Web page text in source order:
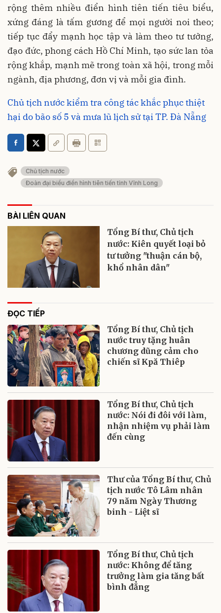
rộng thêm nhiều điển hình tiên tiến tiêu biểu,
xứng đáng là tấm gương để mọi người noi theo;
tiếp tục đẩy mạnh học tập và làm theo tư tưởng,
đạo đức, phong cách Hồ Chí Minh, tạo sức lan tỏa
rộng khắp, mạnh mẽ trong toàn xã hội, trong mỗi
ngành, địa phương, đơn vị và mỗi gia đình.
Chủ tịch nước kiểm tra công tác khắc phục thiệt
hại do bão số 5 và mưa lũ lịch sử tại TP. Đà Nẵng
Chủ tịch nước
Đoàn đại biểu điển hình tiên tiến tỉnh Vĩnh Long
BÀI LIÊN QUAN
Tổng Bí thư, Chủ tịch
nước: Kiên quyết loại bỏ
tư tưởng "thuận cán bộ,
khổ nhân dân"
ĐỌC TIẾP
Tổng Bí thư, Chủ tịch
nước truy tặng huân
chương dũng cảm cho
chiến sĩ Kpă Thiêp
Tổng Bí thư, Chủ tịch
nước: Nói đi đôi với làm,
nhận nhiệm vụ phải làm
đến cùng
Thư của Tổng Bí thư, Chủ
tịch nước Tô Lâm nhân
79 năm Ngày Thương
binh - Liệt sĩ
Tổng Bí thư, Chủ tịch
nước: Không để tăng
trưởng làm gia tăng bất
bình đẳng